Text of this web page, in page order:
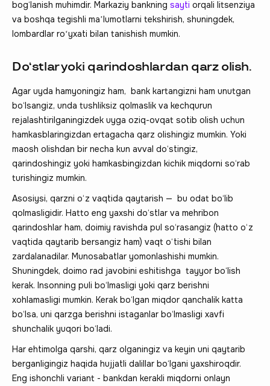
bog‘lanish muhimdir. Markaziy bankning sayti orqali litsenziya
va boshqa tegishli maʼlumotlarni tekshirish, shuningdek,
lombardlar roʻyxati bilan tanishish mumkin.
Do‘stlar yoki qarindoshlardan qarz olish.
Agar uyda hamyoningiz ham, bank kartangizni ham unutgan
bo‘lsangiz, unda tushliksiz qolmaslik va kechqurun
rejalashtirilganingizdek uyga oziq-ovqat sotib olish uchun
hamkasblaringizdan ertagacha qarz olishingiz mumkin. Yoki
maosh olishdan bir necha kun avval do‘stingiz,
qarindoshingiz yoki hamkasbingizdan kichik miqdorni so‘rab
turishingiz mumkin.
Asosiysi, qarzni o‘z vaqtida qaytarish — bu odat bo‘lib
qolmasligidir. Hatto eng yaxshi do‘stlar va mehribon
qarindoshlar ham, doimiy ravishda pul so‘rasangiz (hatto o‘z
vaqtida qaytarib bersangiz ham) vaqt o‘tishi bilan
zardalanadilar. Munosabatlar yomonlashishi mumkin.
Shuningdek, doimo rad javobini eshitishga tayyor bo‘lish
kerak. Insonning puli bo‘lmasligi yoki qarz berishni
xohlamasligi mumkin. Kerak bo‘lgan miqdor qanchalik katta
bo‘lsa, uni qarzga berishni istaganlar bo‘lmasligi xavfi
shunchalik yuqori bo‘ladi.
Har ehtimolga qarshi, qarz olganingiz va keyin uni qaytarib
berganligingiz haqida hujjatli dalillar bo‘lgani yaxshiroqdir.
Eng ishonchli variant - bankdan kerakli miqdorni onlayn